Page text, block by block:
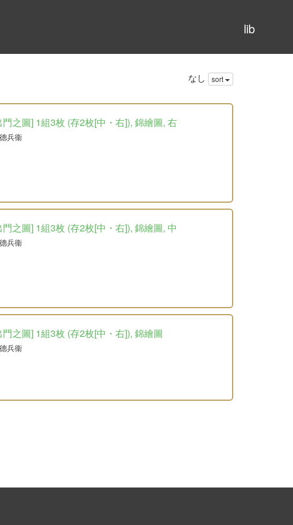
lib
なし sort
之圖] 1組3枚 (存2枚[中・右]), 錦繪圖, 右
兵衞
之圖] 1組3枚 (存2枚[中・右]), 錦繪圖, 中
兵衞
之圖] 1組3枚 (存2枚[中・右]), 錦繪圖
兵衞